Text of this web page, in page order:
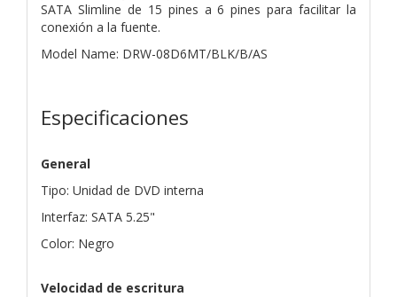
SATA Slimline de 15 pines a 6 pines para facilitar la
conexión a la fuente.
Model Name: DRW-08D6MT/BLK/B/AS
Especificaciones
General
Tipo: Unidad de DVD interna
Interfaz: SATA 5.25"
Color: Negro
Velocidad de escritura